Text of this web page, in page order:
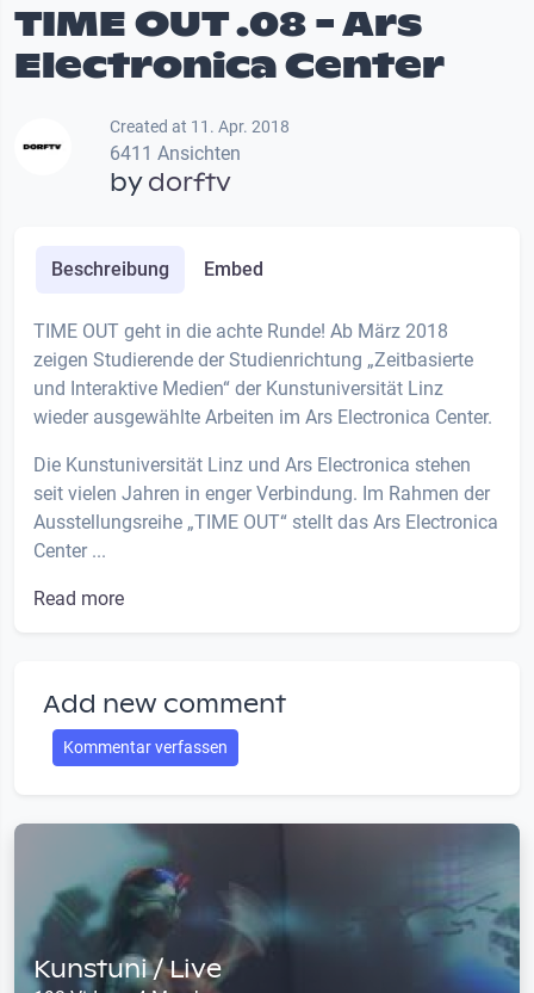
TIME OUT .08 - Ars
Electronica Center
Created at 11. Apr. 2018
6411 Ansichten
bydorftv
Beschreibung Embed
TIME OUT geht in die achte Runde! Ab März 2018
zeigen Studierende der Studienrichtung „Zeitbasierte
und Interaktive Medien“ der Kunstuniversität Linz
wieder ausgewählte Arbeiten im Ars Electronica Center.
Die Kunstuniversität Linz und Ars Electronica stehen
seit vielen Jahren in enger Verbindung. Im Rahmen der
Ausstellungsreihe „TIME OUT“ stellt das Ars Electronica
Center ...
Read more
Add new comment
Kommentar verfassen
Kunstuni / Live